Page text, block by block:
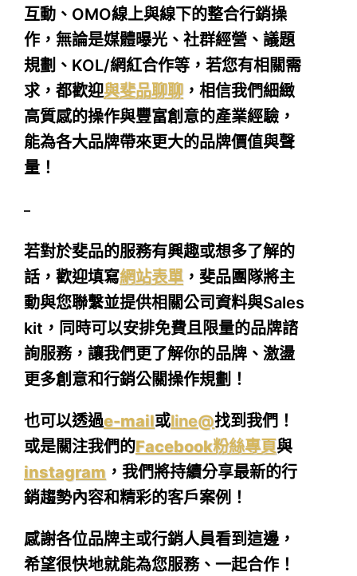
互動、OMO線上與線下的整合行銷操
作，無論是媒體曝光、社群經營、議題
規劃、KOL/網紅合作等，若您有相關需
求，都歡迎與斐品聊聊 ，相信我們細緻
高質感的操作與豐富創意的產業經驗，
能為各大品牌帶來更大的品牌價值與聲
量！
–
若對於斐品的服務有興趣或想多了解的
話，歡迎填寫網站表單 ，斐品團隊將主
動與您聯繫並提供相關公司資料與Sales
kit，同時可以安排免費且限量的品牌諮
詢服務，讓我們更了解你的品牌、激盪
更多創意和行銷公關操作規劃！
也可以透過e-mail或line@找到我們！
或是關注我們的Facebook粉絲專頁與
instagram ，我們將持續分享最新的行
銷趨勢內容和精彩的客戶案例！
感謝各位品牌主或行銷人員看到這邊，
希望很快地就能為您服務、一起合作！